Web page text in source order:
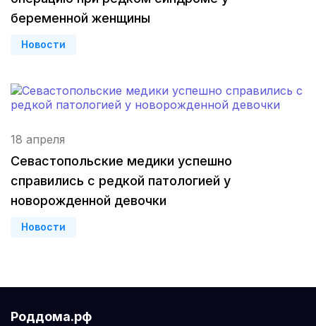
беременной женщины
Новости
18 апреля
Севастопольские медики успешно
справились с редкой патологией у
новорожденной девочки
Новости
Роддома.рф
(3 роддома)
Оренбург(3 роддома)
Петропавловск-Камчатский(3 роддома)
(3 роддома)
Пенза
Калуга(3 роддома)
Магнитогорск